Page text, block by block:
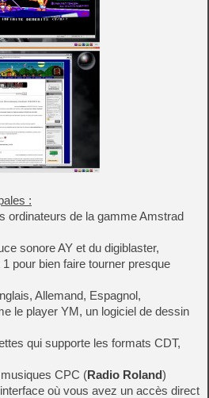
:
ordinateurs de la gamme Amstrad
sonore AY et du digiblaster,
pour bien faire tourner presque
Allemand, Espagnol,
le player YM, un logiciel de dessin
qui supporte les formats CDT,
CPC (Radio Roland)
où vous avez un accès direct